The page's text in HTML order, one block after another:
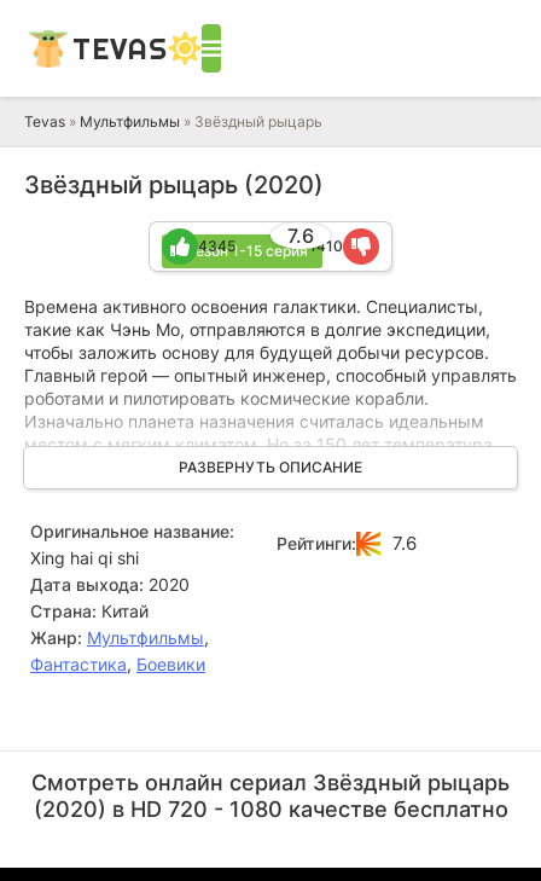
TEVAS
Tevas » Мультфильмы » Звёздный рыцарь
Звёздный рыцарь (2020)
1 сезон 1-15 серия
7.6
4345 1410
Времена активного освоения галактики. Специалисты,
такие как Чэнь Мо, отправляются в долгие экспедиции,
чтобы заложить основу для будущей добычи ресурсов.
Главный герой — опытный инженер, способный управлять
роботами и пилотировать космические корабли.
Изначально планета назначения считалась идеальным
местом с мягким климатом. Но за 150 лет температура
поднялась до критических отметок, а всюду
расплодились смертоносные хищники. Теперь Чэнь Мо
смекалку.
РАЗВЕРНУТЬ ОПИСАНИЕ
Оригинальное название:
Xing hai qi shi
Дата выхода: 2020
Страна: Китай
Жанр: Мультфильмы,
Фантастика, Боевики
Рейтинги: 7.6
(толковательница...)
(Дюран, озвучка)
Смотреть онлайн сериал Звёздный рыцарь
(2020) в HD 720 - 1080 качестве бесплатно